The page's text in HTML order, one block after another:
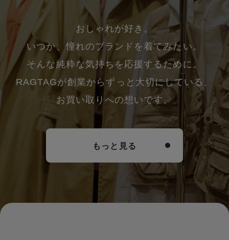
おしゃれが好き。
いつか、憧れのブランドを着てみたい。
そんな純粋な気持ちを応援するために。
RAGTAGが創業からずっと大切にしている、
お買い取りへの想いです。
もっと見る